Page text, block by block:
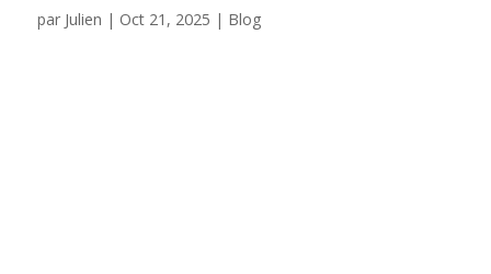
par Julien | Oct 21, 2025 | Blog